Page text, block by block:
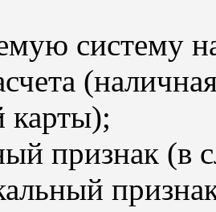
систему
карты);
признак (в